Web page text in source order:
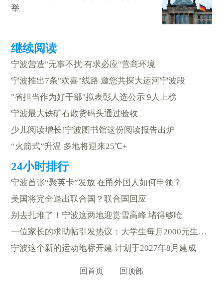
举
宁波营造"无事不扰 有求必应"营商环境
宁波推出7条"欢喜"线路 邀您共探大运河宁波段
"省担当作为好干部"拟表彰人选公示 9人上榜
宁波最大铁矿石散货码头通过验收
少儿阅读增长!宁波图书馆这份阅读报告出炉
“火箭式”升温 多地将迎来25℃+
宁波首张“聚英卡”发放 在甬外国人如何申领？
美国将完全退出联合国？联合国回应
别去扎堆了！宁波这两地迎赏雪高峰 堵得够呛
一位家长的求助帖引发热议：大学生每月2000元生活费够用吗？
宁波这个新的运动地标开建 计划于2027年8月建成
回首页 回顶部